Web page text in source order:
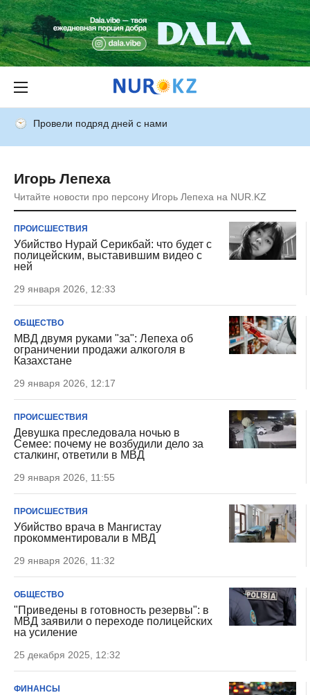
Провели подряд дней с нами
Игорь Лепеха
Читайте новости про персону Игорь Лепеха на NUR.KZ
ПРОИСШЕСТВИЯ
Убийство Нурай Серикбай: что будет с
полицейским, выставившим видео с
ней
29 января 2026, 12:33
ОБЩЕСТВО
МВД двумя руками "за": Лепеха об
ограничении продажи алкоголя в
Казахстане
29 января 2026, 12:17
ПРОИСШЕСТВИЯ
Девушка преследовала ночью в
Семее: почему не возбудили дело за
сталкинг, ответили в МВД
29 января 2026, 11:55
ПРОИСШЕСТВИЯ
Убийство врача в Мангистау
прокомментировали в МВД
29 января 2026, 11:32
ОБЩЕСТВО
"Приведены в готовность резервы": в
МВД заявили о переходе полицейских
на усиление
25 декабря 2025, 12:32
ФИНАНСЫ